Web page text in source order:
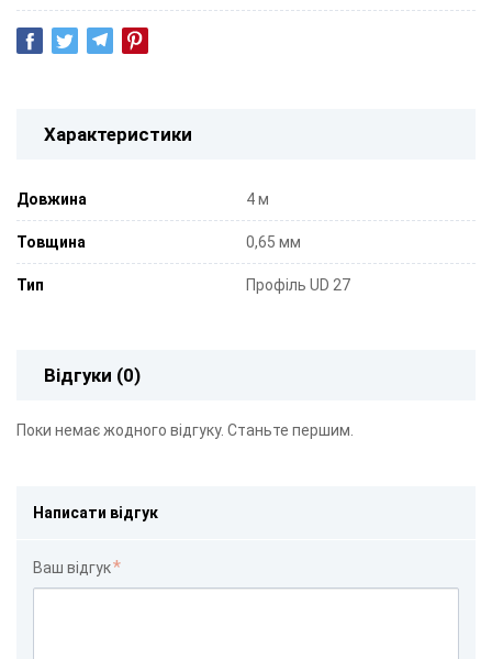
Характеристики
Довжина 4 м
Товщина 0,65 мм
Тип Профіль UD 27
Відгуки (0)
Поки немає жодного відгуку. Станьте першим.
Написати відгук
Ваш відгук